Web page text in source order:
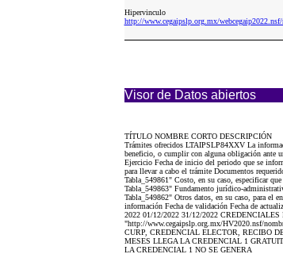
Hipervinculo
http://www.cegaipslp.org.mx/
Visor de Datos abiertos
TÍTULO NOMBRE CORTO DESCRIPCIÓN
Trámites ofrecidos LTAIPSLP84XXV La
beneficio, o cumplir con alguna obligación ante
Ejercicio Fecha de inicio del periodo que se
para llevar a cabo el trámite Documentos
Tabla_549861" Costo, en su caso, especificar
Tabla_549863" Fundamento jurídico-
Tabla_549862" Otros datos, en su caso, para el
información Fecha de validación Fecha de
2022 01/12/2022 31/12/2022
"http://www.cegaipslp.org.mx/HV2020.nsf/
CURP, CREDENCIAL ELECTOR, RECIBO
MESES LLEGA LA CREDENCIAL 1
LA CREDENCIAL 1 NO SE GENERA